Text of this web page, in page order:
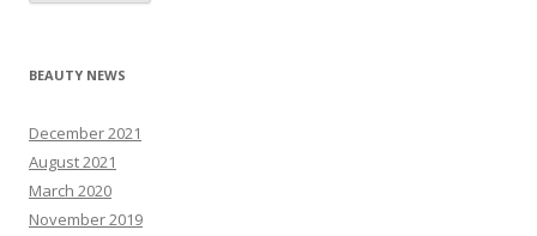
BEAUTY NEWS
December 2021
August 2021
March 2020
November 2019